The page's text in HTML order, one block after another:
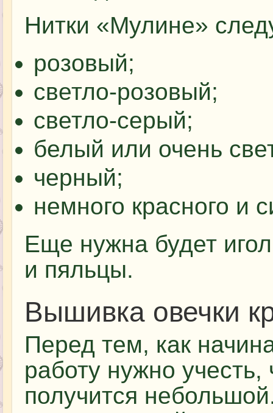
Нитки «Мулине»
розовый;
светло-розовый;
светло-серый;
белый или очень
черный;
немного красного и
Еще нужна будет
и пяльцы.
Вышивка овечки
Перед тем, как
работу нужно учесть,
получится